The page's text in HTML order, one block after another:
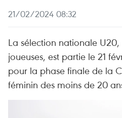
21/02/2024 08:32
La sélection nationale
joueuses, est partie le 21
pour la phase finale de la
féminin des moins de 20